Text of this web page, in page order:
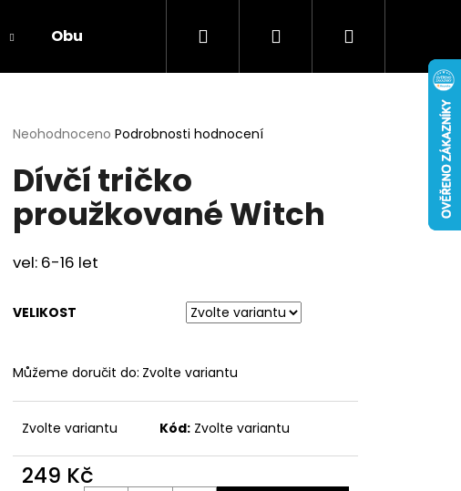
Obuv Smíšené zboží
Hledat PřihlášeníNákupní
Průměrné
produktu
je
5
hvězdiček.
Neohodnoceno Podrobnosti hodnocení
Dívčí tričko
proužkované Witch
vel: 6-16 let
VELIKOST
Můžeme doručit do: Zvolte variantu
Zvolte variantu Kód: Zvolte variantu
249 Kč
249 Kč